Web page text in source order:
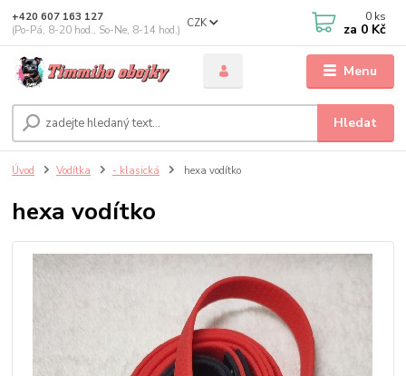
Menu
CZK
Hledat
+420 607 163 127
(Po-Pá, 8-20 hod., So-Ne, 8-14 hod.)
0 ks
za 0 Kč
Úvod Vodítka - klasická hexa vodítko
hexa vodítko